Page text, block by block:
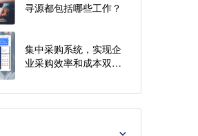
寻源都包括哪些工作？
集中采购系统，实现企
业采购效率和成本双提